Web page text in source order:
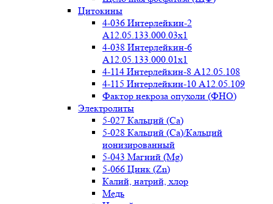
Цитокины
4-036 Интерлейкин-2
A12.05.133.000.03x1
4-038 Интерлейкин-6
A12.05.133.000.01x1
4-114 Интерлейкин-8 A12.05.108
4-115 Интерлейкин-10 A12.05.109
Фактор некроза опухоли (ФНО)
Электролиты
5-027 Кальций (Ca)
5-028 Кальций (Ca)/Кальций
ионизированный
5-043 Магний (Mg)
5-066 Цинк (Zn)
Калий, натрий, хлор
Медь